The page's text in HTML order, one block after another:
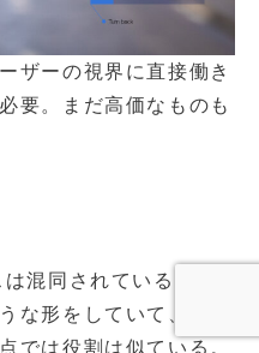
ザーの視界に直接働き
要。まだ高価なものも
混同されていること
な形をしていて、視覚
では役割は似ている。